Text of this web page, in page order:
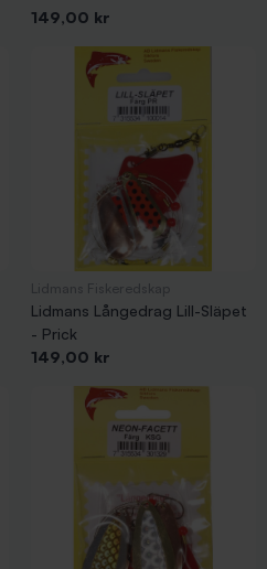
Pris
149,00 kr
Lidmans Långedrag Lill-Släpet
- Prick
Pris
149,00 kr